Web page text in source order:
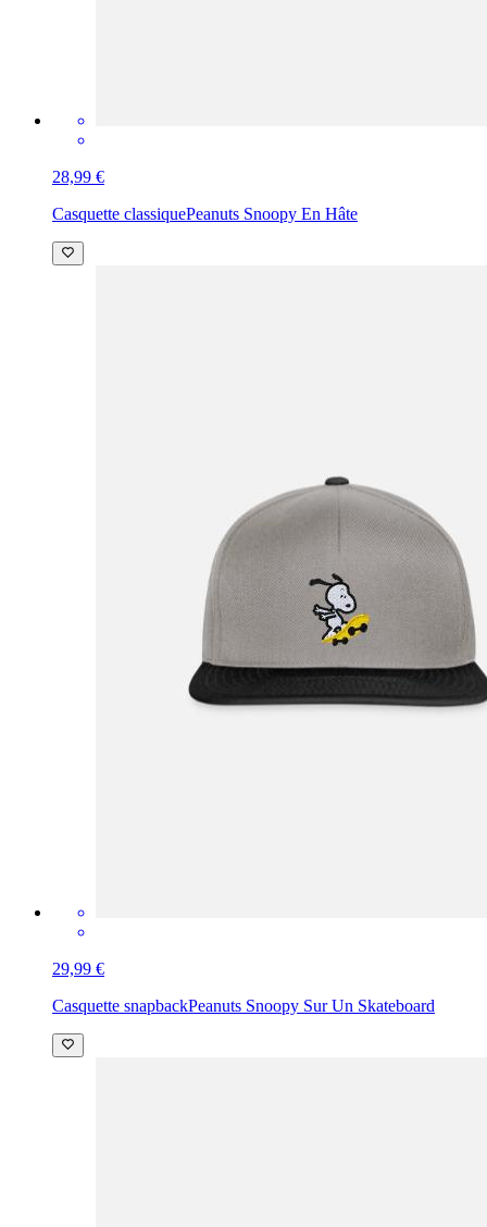
28,99 €
Casquette classiquePeanuts Snoopy En Hâte
29,99 €
Casquette snapbackPeanuts Snoopy Sur Un Skateboard